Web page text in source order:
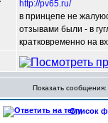
http://pv65.ru/
в принцепе не
отзывами были - в
кратковременно на
Показать сообщения:
Список